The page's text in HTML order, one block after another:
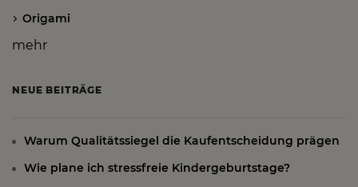
Origami
mehr
NEUE BEITRÄGE
Warum Qualitätssiegel die Kaufentscheidung prägen
Wie plane ich stressfreie Kindergeburtstage?